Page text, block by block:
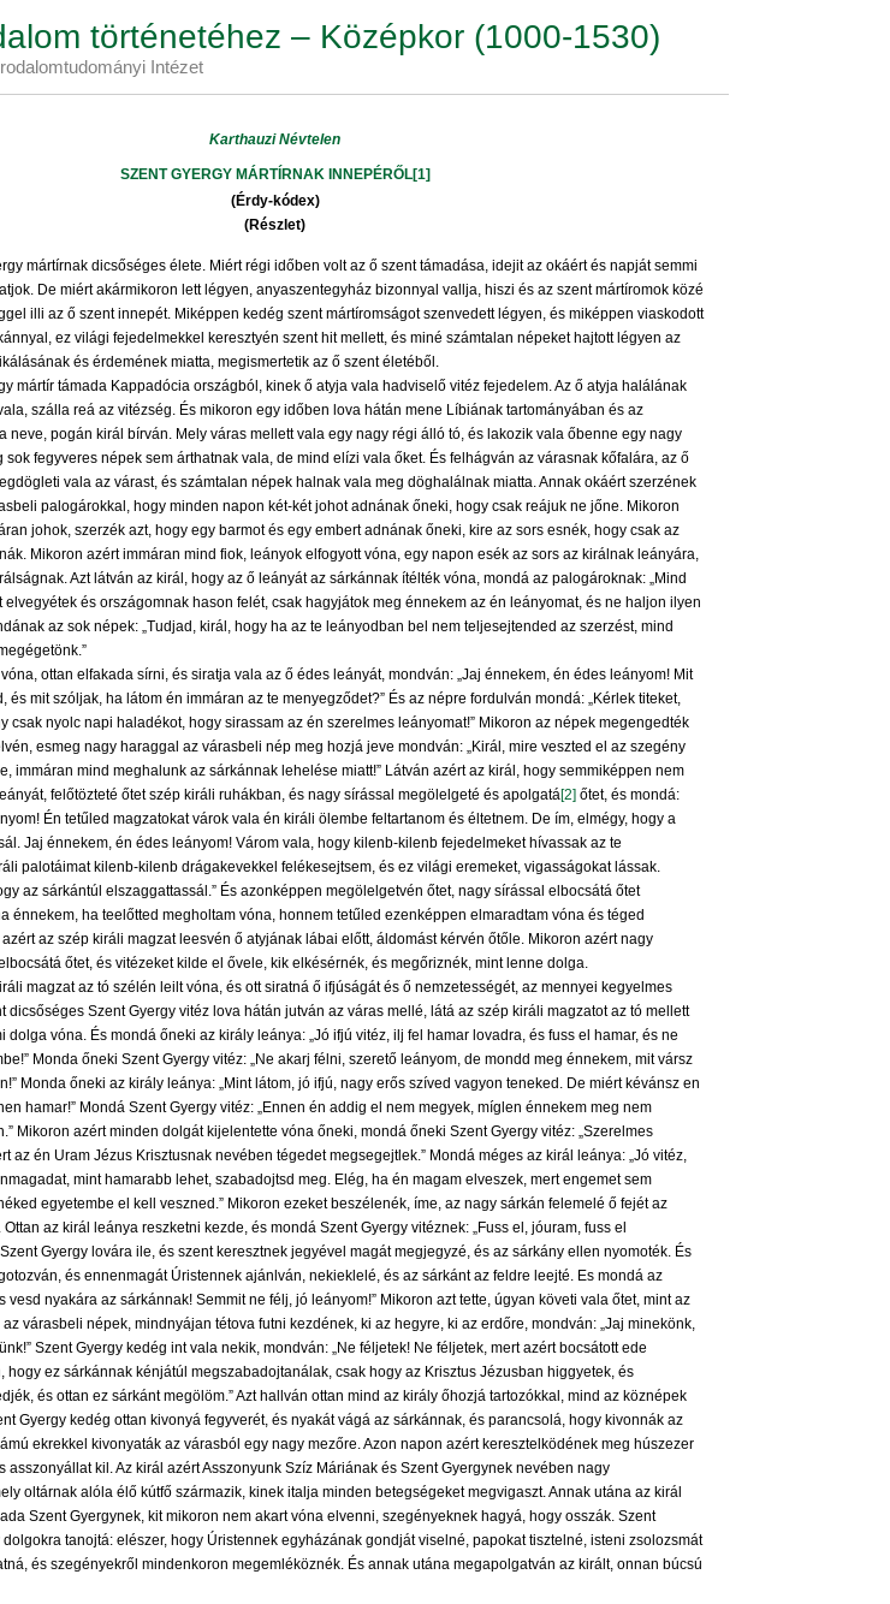
történetéhez – Középkor (1000-1530)
Intézet
Karthauzi Névtelen
SZENT GYERGY MÁRTÍRNAK INNEPÉRŐL[1]
(Érdy-kódex)
(Részlet)
mártírnak dicsőséges élete. Miért régi időben volt az ő szent támadása, idejit az okáért és napját semmi
De miért akármikoron lett légyen, anyaszentegyház bizonnyal vallja, hiszi és az szent mártíromok közé
illi az ő szent innepét. Miképpen kedég szent mártíromságot szenvedett légyen, és miképpen viaskodott
ez világi fejedelmekkel keresztyén szent hit mellett, és miné számtalan népeket hajtott légyen az
és érdemének miatta, megismertetik az ő szent életéből.
mártír támada Kappadócia országból, kinek ő atyja vala hadviselő vitéz fejedelem. Az ő atyja halálának
szálla reá az vitézség. És mikoron egy időben lova hátán mene Líbiának tartományában és az
neve, pogán királ bírván. Mely váras mellett vala egy nagy régi álló tó, és lakozik vala őbenne egy nagy
sok fegyveres népek sem árthatnak vala, de mind elízi vala őket. És felhágván az várasnak kőfalára, az ő
vala az várast, és számtalan népek halnak vala meg döghalálnak miatta. Annak okáért szerzének
palogárokkal, hogy minden napon két-két johot adnának őneki, hogy csak reájuk ne jőne. Mikoron
johok, szerzék azt, hogy egy barmot és egy embert adnának őneki, kire az sors esnék, hogy csak az
Mikoron azért immáran mind fiok, leányok elfogyott vóna, egy napon esék az sors az királnak leányára,
Azt látván az királ, hogy az ő leányát az sárkánnak ítélték vóna, mondá az palogároknak: „Mind
elvegyétek és országomnak hason felét, csak hagyjátok meg énnekem az én leányomat, és ne haljon ilyen
az sok népek: „Tudjad, királ, hogy ha az te leányodban bel nem teljesejtended az szerzést, mind
ottan elfakada sírni, és siratja vala az ő édes leányát, mondván: „Jaj énnekem, én édes leányom! Mit
és mit szóljak, ha látom én immáran az te menyegződet?” És az népre fordulván mondá: „Kérlek titeket,
csak nyolc napi haladékot, hogy sirassam az én szerelmes leányomat!” Mikoron az népek megengedték
esmeg nagy haraggal az várasbeli nép meg hozjá jeve mondván: „Királ, mire veszted el az szegény
immáran mind meghalunk az sárkánnak lehelése miatt!” Látván azért az királ, hogy semmiképpen nem
felőtözteté őtet szép királi ruhákban, és nagy sírással megölelgeté és apolgatá[2]őtet, és mondá:
Én tetűled magzatokat várok vala én királi ölembe feltartanom és éltetnem. De ím, elmégy, hogy a
Jaj énnekem, én édes leányom! Várom vala, hogy kilenb-kilenb fejedelmeket hívassak az te
palotáimat kilenb-kilenb drágakevekkel felékesejtsem, és ez világi eremeket, vigasságokat lássak.
az sárkántúl elszaggattassál.” És azonképpen megölelgetvén őtet, nagy sírással elbocsátá őtet
énnekem, ha teelőtted megholtam vóna, honnem tetűled ezenképpen elmaradtam vóna és téged
azért az szép királi magzat leesvén ő atyjának lábai előtt, áldomást kérvén őtőle. Mikoron azért nagy
őtet, és vitézeket kilde el ővele, kik elkésérnék, és megőriznék, mint lenne dolga.
magzat az tó szélén leilt vóna, és ott siratná ő ifjúságát és ő nemzetességét, az mennyei kegyelmes
dicsőséges Szent Gyergy vitéz lova hátán jutván az váras mellé, látá az szép királi magzatot az tó mellett
dolga vóna. És mondá őneki az király leánya: „Jó ifjú vitéz, ilj fel hamar lovadra, és fuss el hamar, és ne
Monda őneki Szent Gyergy vitéz: „Ne akarj félni, szerető leányom, de mondd meg énnekem, mit vársz
Monda őneki az király leánya: „Mint látom, jó ifjú, nagy erős szíved vagyon teneked. De miért kévánsz en
hamar!” Mondá Szent Gyergy vitéz: „Ennen én addig el nem megyek, míglen énnekem meg nem
Mikoron azért minden dolgát kijelentette vóna őneki, mondá őneki Szent Gyergy vitéz: „Szerelmes
az én Uram Jézus Krisztusnak nevében tégedet megsegejtlek.” Mondá méges az királ leánya: „Jó vitéz,
mint hamarabb lehet, szabadojtsd meg. Elég, ha én magam elveszek, mert engemet sem
egyetembe el kell veszned.” Mikoron ezeket beszélenék, íme, az nagy sárkán felemelé ő fejét az
az királ leánya reszketni kezde, és mondá Szent Gyergy vitéznek: „Fuss el, jóuram, fuss el
Gyergy lovára ile, és szent keresztnek jegyével magát megjegyzé, és az sárkány ellen nyomoték. És
és ennenmagát Úristennek ajánlván, nekieklelé, és az sárkánt az feldre leejté. Es mondá az
vesd nyakára az sárkánnak! Semmit ne félj, jó leányom!” Mikoron azt tette, úgyan követi vala őtet, mint az
az várasbeli népek, mindnyájan tétova futni kezdének, ki az hegyre, ki az erdőre, mondván: „Jaj minekönk,
Szent Gyergy kedég int vala nekik, mondván: „Ne féljetek! Ne féljetek, mert azért bocsátott ede
hogy ez sárkánnak kénjátúl megszabadojtanálak, csak hogy az Krisztus Jézusban higgyetek, és
és ottan ez sárkánt megölöm.” Azt hallván ottan mind az király őhozjá tartozókkal, mind az köznépek
Gyergy kedég ottan kivonyá fegyverét, és nyakát vágá az sárkánnak, és parancsolá, hogy kivonnák az
ekrekkel kivonyaták az várasból egy nagy mezőre. Azon napon azért keresztelködének meg húszezer
asszonyállat kil. Az királ azért Asszonyunk Szíz Máriának és Szent Gyergynek nevében nagy
oltárnak alóla élő kútfő származik, kinek italja minden betegségeket megvigaszt. Annak utána az királ
Szent Gyergynek, kit mikoron nem akart vóna elvenni, szegényeknek hagyá, hogy osszák. Szent
tanojtá: elészer, hogy Úristennek egyházának gondját viselné, papokat tisztelné, isteni zsolozsmát
és szegényekről mindenkoron megemléköznék. És annak utána megapolgatván az királt, onnan búcsú